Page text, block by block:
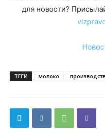
для новости?
ТЕГИ молоко